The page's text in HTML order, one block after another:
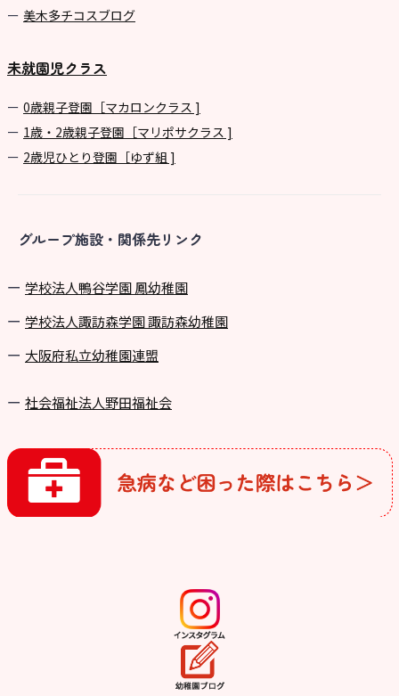
美⽊多チコスブログ
未就園児クラス
0歳親子登園［マカロンクラス ]
1歳・2歳親子登園［マリポサクラス ]
2歳児ひとり登園［ゆず組 ]
グループ施設・関係先リンク
学校法⼈鴨⾕学園 鳳幼稚園
学校法⼈諏訪森学園 諏訪森幼稚園
⼤阪府私⽴幼稚園連盟
社会福祉法人野田福祉会